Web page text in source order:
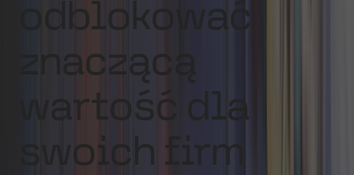
odblokować
znaczącą
wartość dla
swoich firm